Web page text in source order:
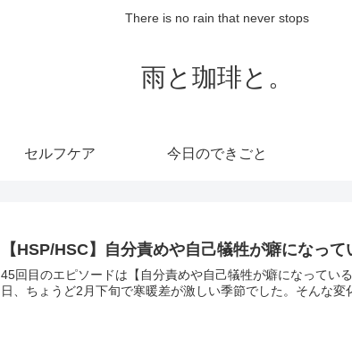
There is no rain that never stops
雨と珈琲と。
セルフケア 今日のできごと
【HSP/HSC】自分責めや自己犠牲が癖になって
45回目のエピソードは【自分責めや自己犠牲が癖になってい
日、ちょうど2月下旬で寒暖差が激しい季節でした。そんな